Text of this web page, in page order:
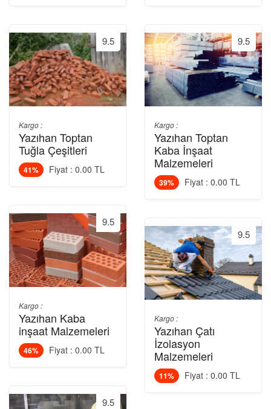
9.5
Kargo :
Yazıhan Toptan
Tuğla Çeşitleri
41% Fiyat : 0.00 TL
9.5
Kargo :
Yazıhan Kaba
inşaat Malzemeleri
46% Fiyat : 0.00 TL
9.5
9.5
Kargo :
Yazıhan Toptan
Kaba İnşaat
Malzemeleri
39% Fiyat : 0.00 TL
9.5
Kargo :
Yazıhan Çatı
İzolasyon
Malzemeleri
11% Fiyat : 0.00 TL